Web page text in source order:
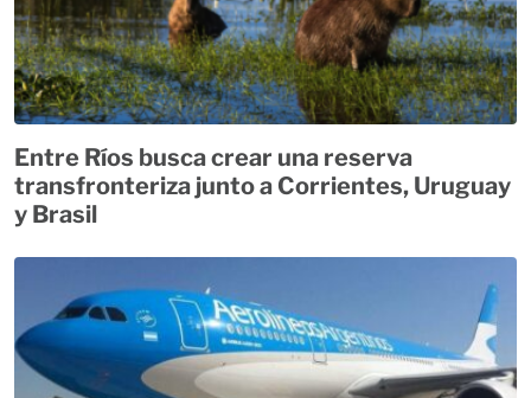
Entre Ríos busca crear una reserva
transfronteriza junto a Corrientes, Uruguay
y Brasil